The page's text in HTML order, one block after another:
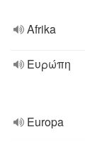
Afrika
Ευρώπη
Europa